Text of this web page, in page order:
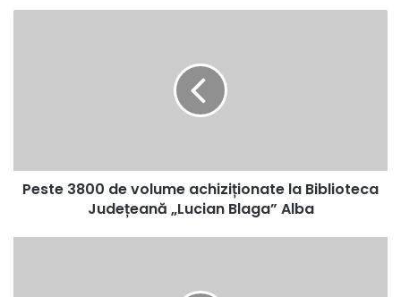
„Lucian
Blaga”
Peste 3800 de volume achiziționate la Biblioteca
Județeană „Lucian Blaga” Alba